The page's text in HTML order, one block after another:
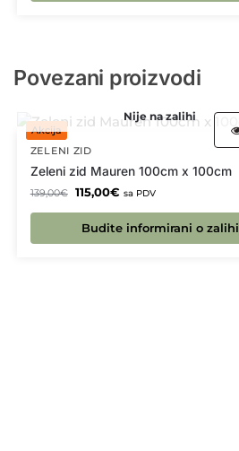
Povezani proizvodi
Akcija
Nije na zalihi
ZELENI ZID
Zeleni zid Mauren 100cm x 100cm
139,00€ 115,00€ sa PDV
Budite informirani o zalihi